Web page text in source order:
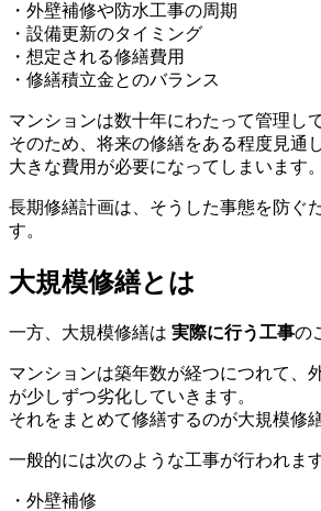
大規模修繕とは
・外壁補修や防水工事の周期
・設備更新のタイミング
・想定される修繕費用
・修繕積立金とのバランス
マンションは数十年にわたって管理し
そのため、将来の修繕をある程度見通
大きな費用が必要になってしまいます。
長期修繕計画は、そうした事態を防ぐ
す。
大規模修繕とは
一方、大規模修繕は 実際に行う工事の
マンションは築年数が経つにつれて、
が少しずつ劣化していきます。
それをまとめて修繕するのが大規模修
一般的には次のような工事が行われます
・外壁補修